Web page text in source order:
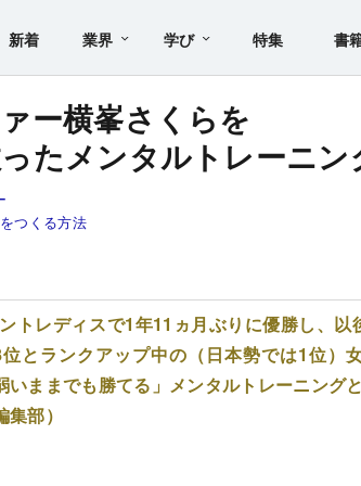
新着 業界 学び 特集 書
ー横峯さくらを
たメンタルトレーニン
つくる方法
トレディスで1年11ヵ月ぶりに優勝し、
とランクアップ中の（日本勢では1位）
いままでも勝てる」メンタルトレーニング
部）